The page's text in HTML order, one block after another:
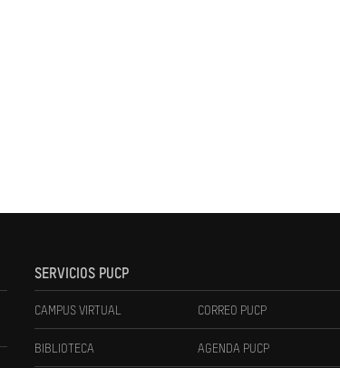
SERVICIOS PUCP
CAMPUS VIRTUAL CORREO PUCP
BIBLIOTECA AGENDA PUCP